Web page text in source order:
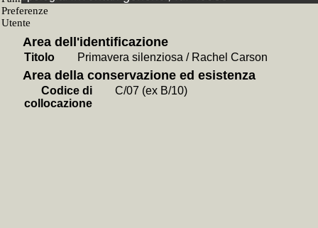
+
+
Area dell'identificazione
Titolo Primavera silenziosa / Rachel Carson
Area della conservazione ed esistenza
Codice di
collocazione
C/07 (ex B/10)